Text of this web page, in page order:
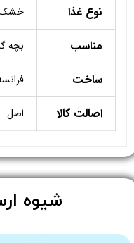
نوع غذا
مناسب بچه
ساخت
اصالت کالا اصل
​شیوه